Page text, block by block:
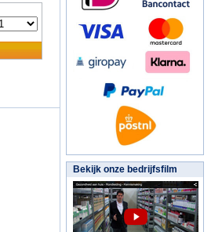
Bekijk onze bedrijfsfilm